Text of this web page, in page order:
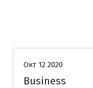
Окт 12 2020
Business